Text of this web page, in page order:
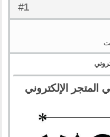
#
1
الإلكتروني